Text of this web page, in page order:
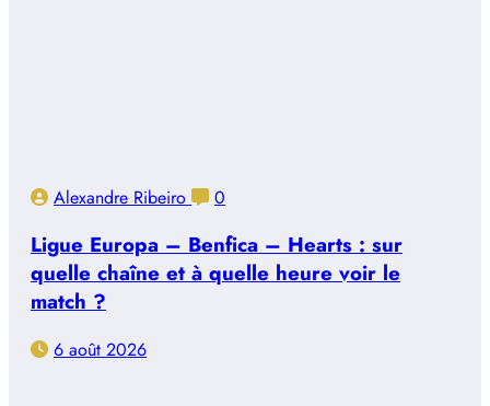
Alexandre Ribeiro 0
Ligue Europa – Benfica – Hearts : sur
quelle chaîne et à quelle heure voir le
match ?
6 août 2026